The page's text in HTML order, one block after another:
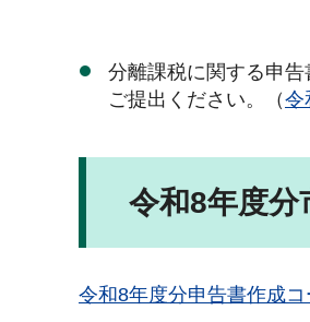
分離課税に関する申
ご提出ください。（令
令和8年度分
令和8年度分申告書作成